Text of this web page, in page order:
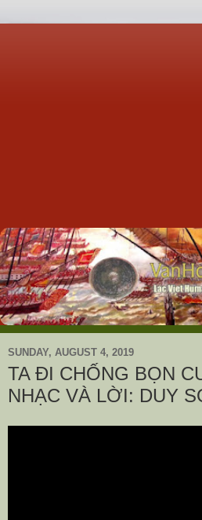
SUNDAY, AUGUST 4, 2019
TA ĐI CHỐNG BỌN
NHẠC VÀ LỜI: DUY